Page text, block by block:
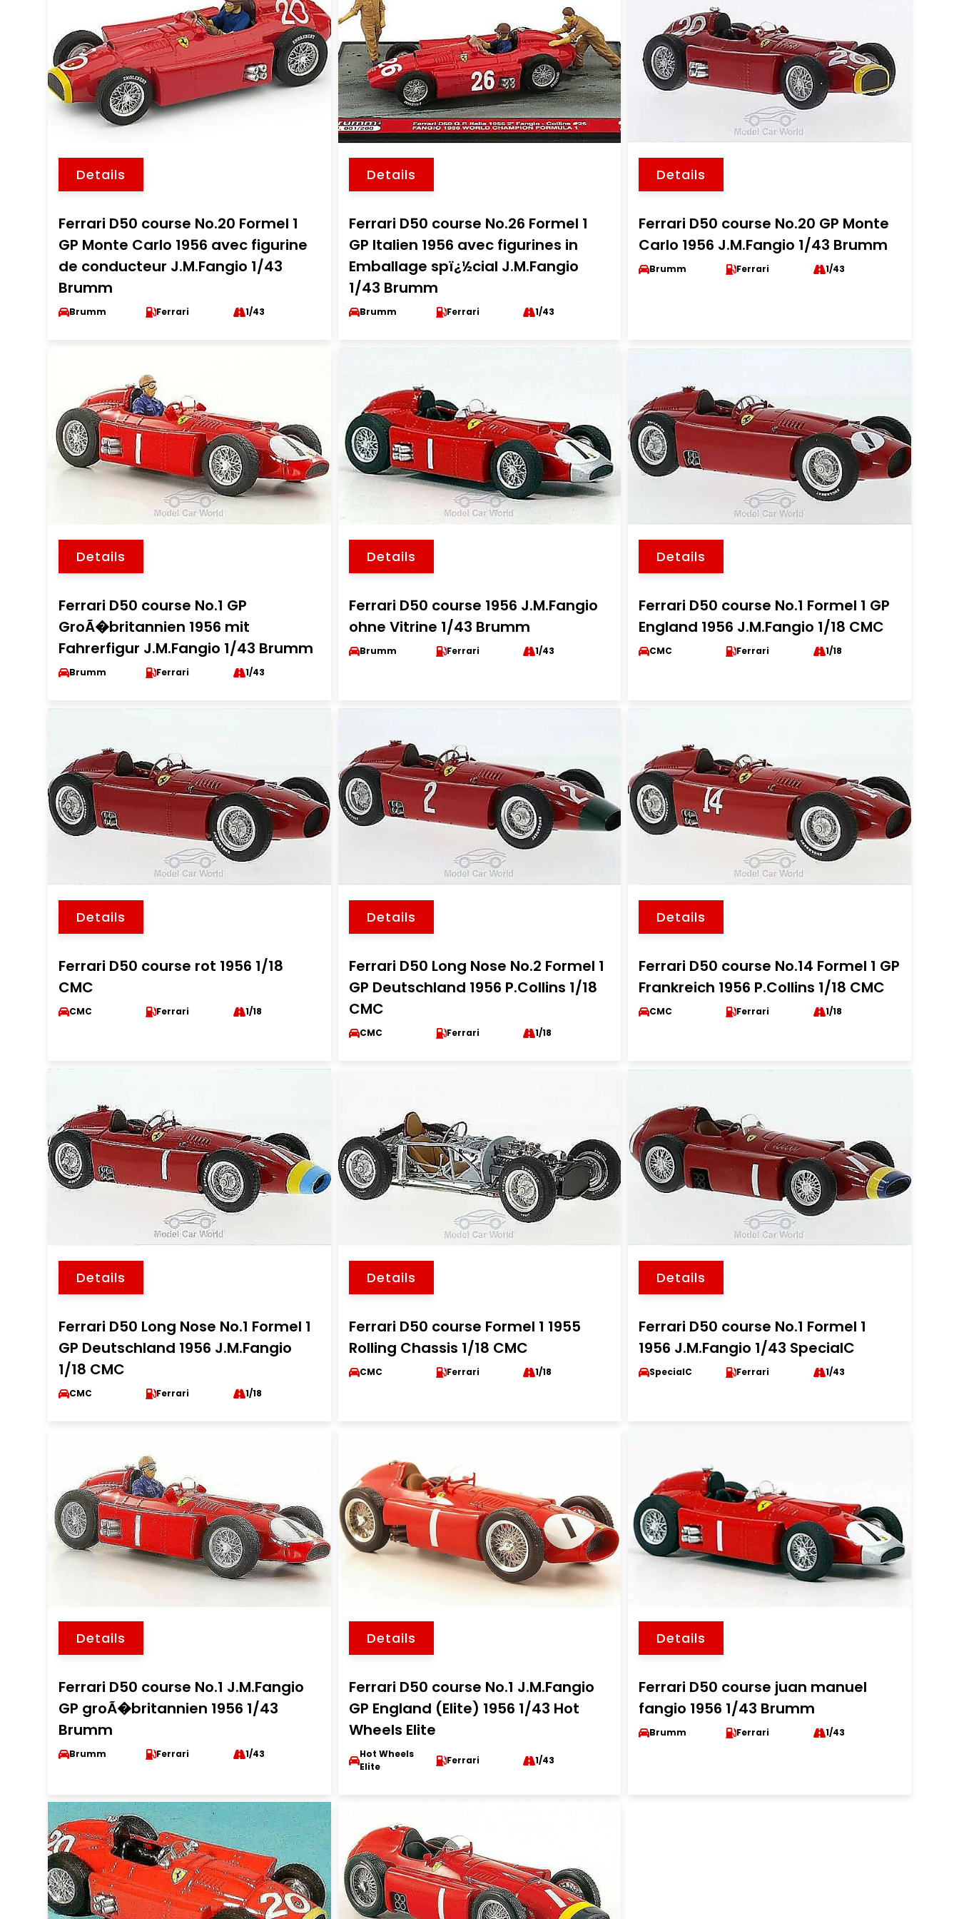
Details
Ferrari D50 course No.20 Formel 1
GP Monte Carlo 1956 avec figurine
de conducteur J.M.Fangio 1/43
Brumm
Brumm Ferrari 1/43
Details
Ferrari D50 course No.26 Formel 1
GP Italien 1956 avec figurines in
Emballage spï¿½cial J.M.Fangio
1/43 Brumm
Brumm Ferrari 1/43
Details
Ferrari D50 course No.20 GP Monte
Carlo 1956 J.M.Fangio 1/43 Brumm
Brumm Ferrari 1/43
Details
Ferrari D50 course No.1 GP
GroÃ�britannien 1956 mit
Fahrerfigur J.M.Fangio 1/43 Brumm
Brumm Ferrari 1/43
Details
Ferrari D50 course 1956 J.M.Fangio
ohne Vitrine 1/43 Brumm
Brumm Ferrari 1/43
Details
Ferrari D50 course No.1 Formel 1 GP
England 1956 J.M.Fangio 1/18 CMC
CMC Ferrari 1/18
Details
Ferrari D50 course rot 1956 1/18
CMC
CMC Ferrari 1/18
Details
Ferrari D50 Long Nose No.2 Formel 1
GP Deutschland 1956 P.Collins 1/18
CMC
CMC Ferrari 1/18
Details
Ferrari D50 course No.14 Formel 1 GP
Frankreich 1956 P.Collins 1/18 CMC
CMC Ferrari 1/18
Details
Ferrari D50 Long Nose No.1 Formel 1
GP Deutschland 1956 J.M.Fangio
1/18 CMC
CMC Ferrari 1/18
Details
Ferrari D50 course Formel 1 1955
Rolling Chassis 1/18 CMC
CMC Ferrari 1/18
Details
Ferrari D50 course No.1 Formel 1
1956 J.M.Fangio 1/43 SpecialC
SpecialC Ferrari 1/43
Details
Ferrari D50 course No.1 J.M.Fangio
GP groÃ�britannien 1956 1/43
Brumm
Brumm Ferrari 1/43
Details
Ferrari D50 course No.1 J.M.Fangio
GP England (Elite) 1956 1/43 Hot
Wheels Elite
Hot Wheels
Elite
Ferrari 1/43
Details
Ferrari D50 course juan manuel
fangio 1956 1/43 Brumm
Brumm Ferrari 1/43